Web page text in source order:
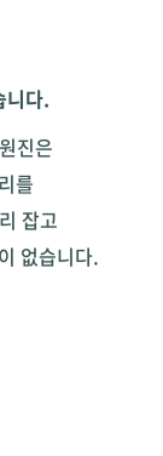
니다.
진은
를
잡고
없습니다.